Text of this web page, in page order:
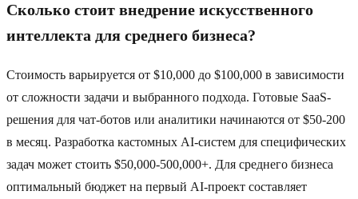
Сколько стоит внедрение искусственного
интеллекта для среднего бизнеса?
Стоимость варьируется от $10,000 до $100,000 в зависимости
от сложности задачи и выбранного подхода. Готовые SaaS-
решения для чат-ботов или аналитики начинаются от $50-200
в месяц. Разработка кастомных AI-систем для специфических
задач может стоить $50,000-500,000+. Для среднего бизнеса
оптимальный бюджет на первый AI-проект составляет